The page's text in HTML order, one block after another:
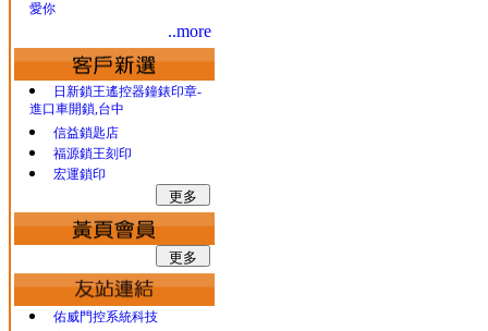
愛你
..more
日新鎖王遙控器鐘錶印章-
進口車開鎖,台中
信益鎖匙店
福源鎖王刻印
宏運鎖印
佑威門控系統科技